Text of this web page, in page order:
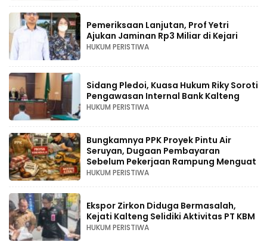
Pemeriksaan Lanjutan, Prof Yetri
Ajukan Jaminan Rp3 Miliar di Kejari
HUKUM PERISTIWA
Sidang Pledoi, Kuasa Hukum Riky Soroti
Pengawasan Internal Bank Kalteng
HUKUM PERISTIWA
Bungkamnya PPK Proyek Pintu Air
Seruyan, Dugaan Pembayaran
Sebelum Pekerjaan Rampung Menguat
HUKUM PERISTIWA
Ekspor Zirkon Diduga Bermasalah,
Kejati Kalteng Selidiki Aktivitas PT KBM
HUKUM PERISTIWA